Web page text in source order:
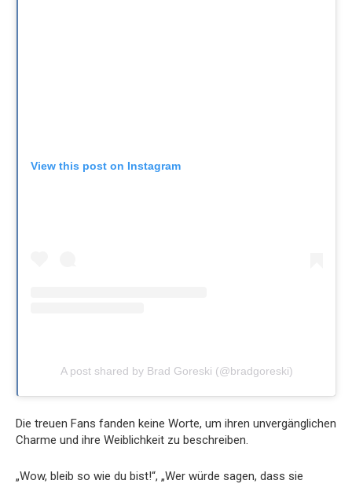
View this post on Instagram
A post shared by Brad Goreski (@bradgoreski)
Die treuen Fans fanden keine Worte, um ihren unvergänglichen
Charme und ihre Weiblichkeit zu beschreiben.
„Wow, bleib so wie du bist!“, „Wer würde sagen, dass sie